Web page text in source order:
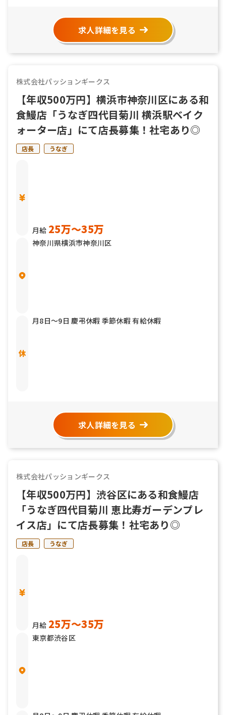
求人詳細を見る
株式会社パッションギークス
【年収500万円】横浜市神奈川区にある和
食鰻店「うなぎ四代目菊川 横浜駅ベイク
ォーター店」にて店長募集！社宅あり◎
店長 うなぎ
月給 25万〜35万
神奈川県横浜市神奈川区
月8日〜9日 慶弔休暇 季節休暇 有給休暇
求人詳細を見る
株式会社パッションギークス
【年収500万円】渋谷区にある和食鰻店
「うなぎ四代目菊川 恵比寿ガーデンプレ
イス店」にて店長募集！社宅あり◎
店長 うなぎ
月給 25万〜35万
東京都渋谷区